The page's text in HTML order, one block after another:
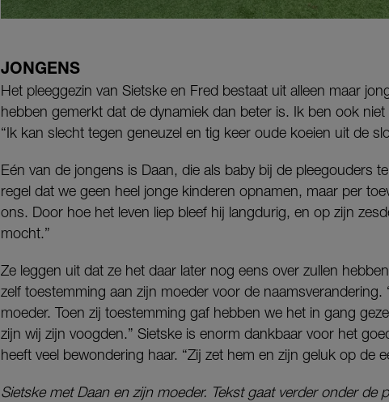
JONGENS
Het pleeggezin van Sietske en Fred bestaat uit alleen maar
hebben gemerkt dat de dynamiek dan beter is. Ik ben ook
“Ik kan slecht tegen geneuzel en tig keer oude koeien uit de
Eén van de jongens is Daan, die als baby bij de pleegouders
regel dat we geen heel jonge kinderen opnamen, maar per
ons. Door hoe het leven liep bleef hij langdurig, en op zijn
mocht.”
Ze leggen uit dat ze het daar later nog eens over zullen
zelf toestemming aan zijn moeder voor de
moeder. Toen zij toestemming gaf hebben we het in gang
zijn wij zijn voogden.” Sietske is enorm dankbaar voor het
heeft veel bewondering haar. “Zij zet hem en zijn geluk op de
Sietske met Daan en zijn moeder. Tekst gaat verder onder de